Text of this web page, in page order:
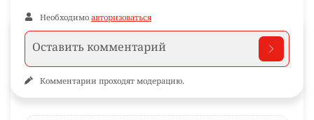
Необходимо авторизоваться
Комментарии проходят модерацию.